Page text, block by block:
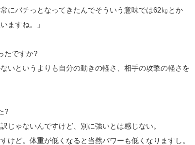
にバチっとなってきたんでそういう意味では62㎏とか
ますね。」
たですか?
いというよりも自分の動きの軽さ、相手の攻撃の軽さを
?
じゃないんですけど、別に強いとは感じない。
けど。体重が低くなると当然パワーも低くなりますし。